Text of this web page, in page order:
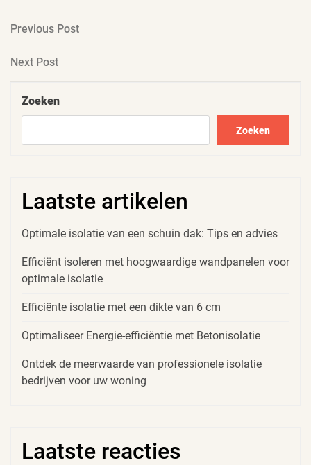
Berichtnavigatie
Previous
Previous Post
Next
Next Post
Zoeken
Zoeken
Laatste artikelen
Optimale isolatie van een schuin dak: Tips en advies
Efficiënt isoleren met hoogwaardige wandpanelen voor
optimale isolatie
Efficiënte isolatie met een dikte van 6 cm
Optimaliseer Energie-efficiëntie met Betonisolatie
Ontdek de meerwaarde van professionele isolatie
bedrijven voor uw woning
Laatste reacties